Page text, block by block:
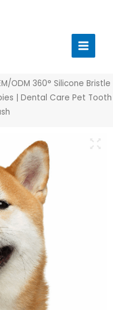
菜
ODM 360° Silicone Bristle
| Dental Care Pet Tooth